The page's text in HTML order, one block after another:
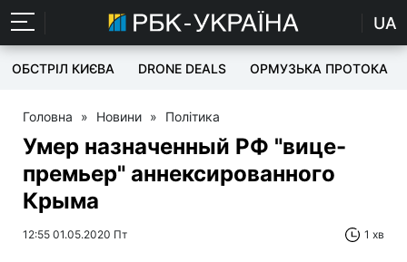
UA
ОБСТРІЛ КИЄВА DRONE DEALS ОРМУЗЬКА ПРОТОКА
Головна » Новини » Політика
Умер назначенный РФ "вице-
премьер" аннексированного
Крыма
12:55 01.05.2020 Пт 1 хв